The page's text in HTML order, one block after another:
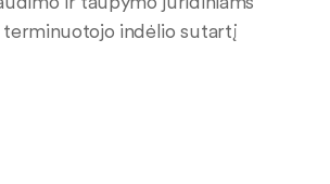
terminuotojo indėlio sutartį